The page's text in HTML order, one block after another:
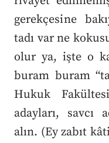
gerekçesine
tadı var ne
olur ya, işte o
buram buram
Hukuk
adayları, savcı
alın. (Ey zabıt